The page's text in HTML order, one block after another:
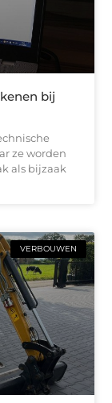
bij
ze worden
als bijzaak
VERBOUWEN